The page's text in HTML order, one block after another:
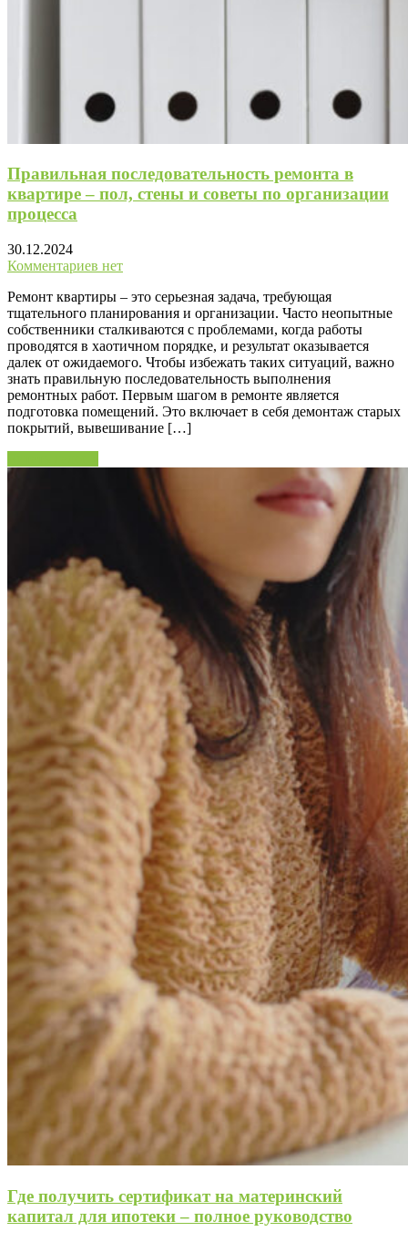
Правильная последовательность ремонта в
квартире – пол, стены и советы по организации
процесса
30.12.2024
Комментариев нет
Ремонт квартиры – это серьезная задача, требующая
тщательного планирования и организации. Часто неопытные
собственники сталкиваются с проблемами, когда работы
проводятся в хаотичном порядке, и результат оказывается
далек от ожидаемого. Чтобы избежать таких ситуаций, важно
знать правильную последовательность выполнения
ремонтных работ. Первым шагом в ремонте является
подготовка помещений. Это включает в себя демонтаж старых
покрытий, вывешивание […]
Где получить сертификат на материнский
капитал для ипотеки – полное руководство